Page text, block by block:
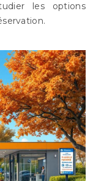
les options